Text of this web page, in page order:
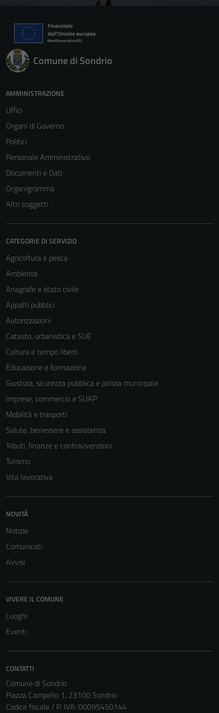
Comune di Sondrio
AMMINISTRAZIONE
Uffici
Organi di Governo
Politici
Personale Amministrativo
Documenti e Dati
Organigramma
Altri soggetti
CATEGORIE DI SERVIZIO
Agricoltura e pesca
Ambiente
Anagrafe e stato civile
Appalti pubblici
Autorizzazioni
Catasto, urbanistica e SUE
Cultura e tempo libero
Educazione e formazione
Giustizia, sicurezza pubblica e polizia municipale
Imprese, commercio e SUAP
Mobilità e trasporti
Salute, benessere e assistenza
Tributi, finanze e contravvenzioni
Turismo
Vita lavorativa
NOVITÀ
Notizie
Comunicati
Avvisi
VIVERE IL COMUNE
Luoghi
Eventi
CONTATTI
Comune di Sondrio
Piazza Campello 1, 23100 Sondrio
Codice fiscale / P. IVA: 00095450144per il